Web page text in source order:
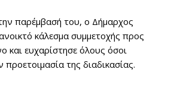
παρέμβασή του, ο Δήμαρχος
κάλεσμα συμμετοχής προς
και ευχαρίστησε όλους όσοι
προετοιμασία της διαδικασίας.